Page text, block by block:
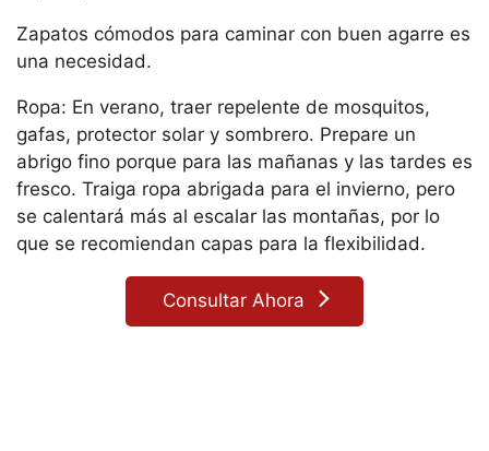
Zapatos cómodos para caminar con buen agarre es
una necesidad.
Ropa: En verano, traer repelente de mosquitos,
gafas, protector solar y sombrero. Prepare un
abrigo fino porque para las mañanas y las tardes es
fresco. Traiga ropa abrigada para el invierno, pero
se calentará más al escalar las montañas, por lo
que se recomiendan capas para la flexibilidad.
Consultar Ahora